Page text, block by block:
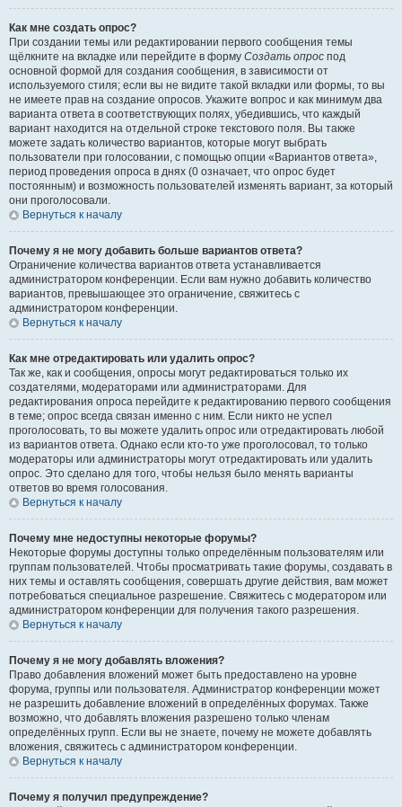
Как мне создать опрос?
При создании темы или редактировании первого сообщения темы
щёлкните на вкладке или перейдите в форму Создать опрос под
основной формой для создания сообщения, в зависимости от
используемого стиля; если вы не видите такой вкладки или формы, то вы
не имеете прав на создание опросов. Укажите вопрос и как минимум два
варианта ответа в соответствующих полях, убедившись, что каждый
вариант находится на отдельной строке текстового поля. Вы также
можете задать количество вариантов, которые могут выбрать
пользователи при голосовании, с помощью опции «Вариантов ответа»,
период проведения опроса в днях (0 означает, что опрос будет
постоянным) и возможность пользователей изменять вариант, за который
они проголосовали.
Вернуться к началу
Почему я не могу добавить больше вариантов ответа?
Ограничение количества вариантов ответа устанавливается
администратором конференции. Если вам нужно добавить количество
вариантов, превышающее это ограничение, свяжитесь с
администратором конференции.
Вернуться к началу
Как мне отредактировать или удалить опрос?
Так же, как и сообщения, опросы могут редактироваться только их
создателями, модераторами или администраторами. Для
редактирования опроса перейдите к редактированию первого сообщения
в теме; опрос всегда связан именно с ним. Если никто не успел
проголосовать, то вы можете удалить опрос или отредактировать любой
из вариантов ответа. Однако если кто-то уже проголосовал, то только
модераторы или администраторы могут отредактировать или удалить
опрос. Это сделано для того, чтобы нельзя было менять варианты
ответов во время голосования.
Вернуться к началу
Почему мне недоступны некоторые форумы?
Некоторые форумы доступны только определённым пользователям или
группам пользователей. Чтобы просматривать такие форумы, создавать в
них темы и оставлять сообщения, совершать другие действия, вам может
потребоваться специальное разрешение. Свяжитесь с модератором или
администратором конференции для получения такого разрешения.
Вернуться к началу
Почему я не могу добавлять вложения?
Право добавления вложений может быть предоставлено на уровне
форума, группы или пользователя. Администратор конференции может
не разрешить добавление вложений в определённых форумах. Также
возможно, что добавлять вложения разрешено только членам
определённых групп. Если вы не знаете, почему не можете добавлять
вложения, свяжитесь с администратором конференции.
Вернуться к началу
Почему я получил предупреждение?